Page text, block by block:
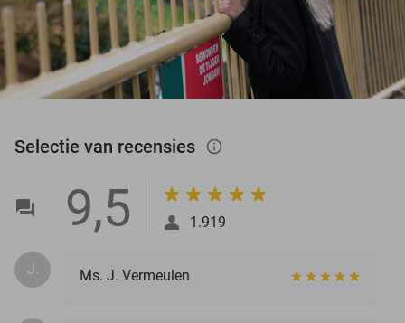
Selectie van recensies info_outlined
9,5 1.919
J. Ms. J. Vermeulen